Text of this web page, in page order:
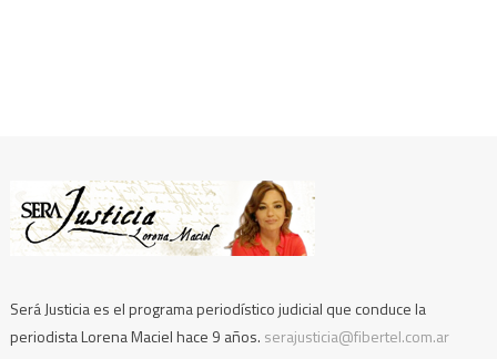
Será Justicia es el programa periodístico judicial que conduce la
periodista Lorena Maciel hace 9 años. serajusticia@fibertel.com.ar